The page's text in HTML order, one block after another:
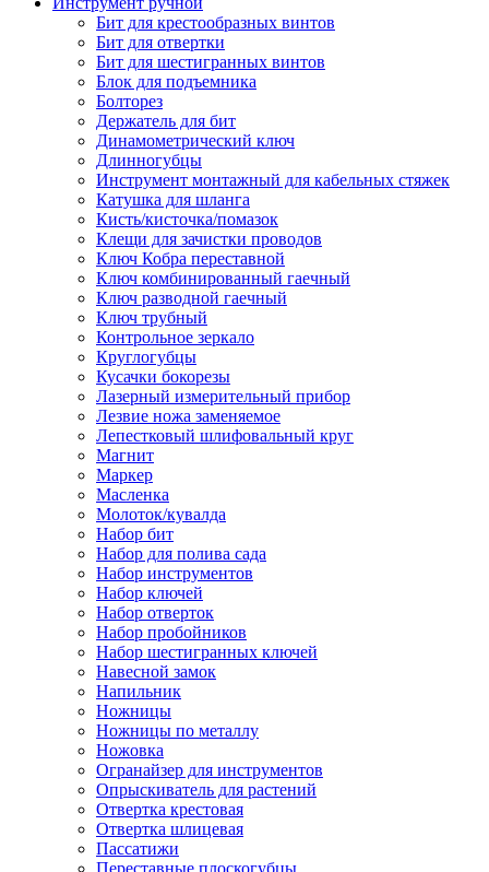
Бит для крестообразных винтов
Бит для отвертки
Бит для шестигранных винтов
Блок для подъемника
Болторез
Держатель для бит
Динамометрический ключ
Длинногубцы
Инструмент монтажный для кабельных стяжек
Катушка для шланга
Кисть/кисточка/помазок
Клещи для зачистки проводов
Ключ Кобра переставной
Ключ комбинированный гаечный
Ключ разводной гаечный
Ключ трубный
Контрольное зеркало
Круглогубцы
Кусачки бокорезы
Лазерный измерительный прибор
Лезвие ножа заменяемое
Лепестковый шлифовальный круг
Магнит
Маркер
Масленка
Молоток/кувалда
Набор бит
Набор для полива сада
Набор инструментов
Набор ключей
Набор отверток
Набор пробойников
Набор шестигранных ключей
Навесной замок
Напильник
Ножницы
Ножницы по металлу
Ножовка
Огранайзер для инструментов
Опрыскиватель для растений
Отвертка крестовая
Отвертка шлицевая
Пассатижи
Переставные плоскогубцы